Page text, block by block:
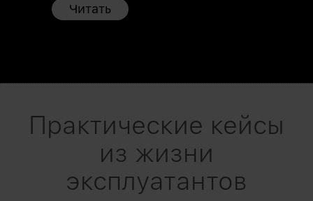
Читать
Практические кейсы
из жизни
эксплуатантов